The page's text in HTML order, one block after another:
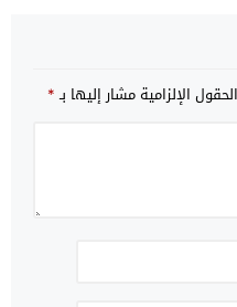
الحقول الإلزامية مشار إليها بـ*